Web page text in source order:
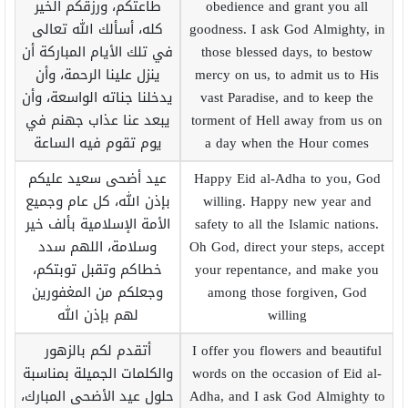
obedience and grant you all
goodness. I ask God Almighty, in
those blessed days, to bestow
mercy on us, to admit us to His
vast Paradise, and to keep the
torment of Hell away from us on
a day when the Hour comes
طاعتكم، ورزقكم الخير
كله، أسألك الله تعالى
في تلك الأيام المباركة أن
ينزل علينا الرحمة، وأن
يدخلنا جناته الواسعة، وأن
يبعد عنا عذاب جهنم في
يوم تقوم فيه الساعة
Happy Eid al-Adha to you, God
willing. Happy new year and
safety to all the Islamic nations.
Oh God, direct your steps, accept
your repentance, and make you
among those forgiven, God
willing
عيد أضحى سعيد عليكم
بإذن الله، كل عام وجميع
الأمة الإسلامية بألف خير
وسلامة، اللهم سدد
خطاكم وتقبل توبتكم،
وجعلكم من المغفورين
لهم بإذن الله
I offer you flowers and beautiful
words on the occasion of Eid al-
Adha, and I ask God Almighty to
أتقدم لكم بالزهور
والكلمات الجميلة بمناسبة
حلول عيد الأضحى المبارك،